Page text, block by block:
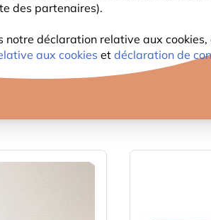
des partenaires).
déclaration relative aux
aux cookies et déclaration de